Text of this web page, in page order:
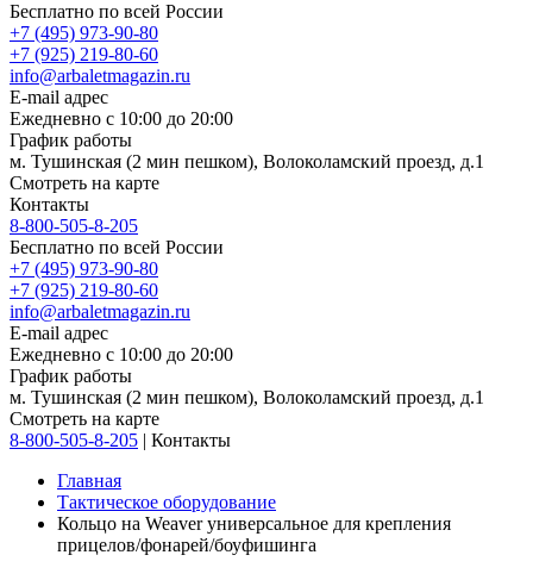
Бесплатно по всей России
+7 (495) 973-90-80
+7 (925) 219-80-60
info@arbaletmagazin.ru
E-mail адрес
Ежедневно с 10:00 до 20:00
График работы
м. Тушинская (2 мин пешком), Волоколамский проезд, д.1
Смотреть на карте
Контакты
8-800-505-8-205
Бесплатно по всей России
+7 (495) 973-90-80
+7 (925) 219-80-60
info@arbaletmagazin.ru
E-mail адрес
Ежедневно с 10:00 до 20:00
График работы
м. Тушинская (2 мин пешком), Волоколамский проезд, д.1
Смотреть на карте
8-800-505-8-205 | Контакты
Главная
Тактическое оборудование
Кольцо на Weaver универсальное для крепления
прицелов/фонарей/боуфишинга